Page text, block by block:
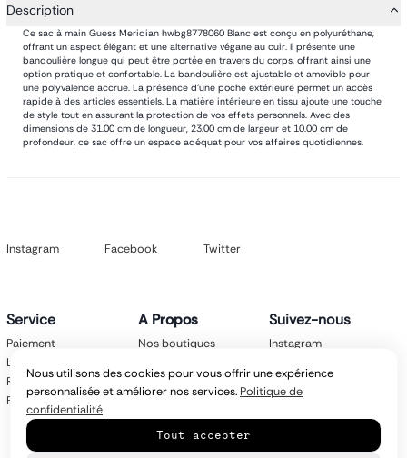
Description
Ce sac à main Guess Meridian hwbg8778060 Blanc est conçu en polyuréthane,
offrant un aspect élégant et une alternative végane au cuir. Il présente une
bandoulière longue qui peut être portée en travers du corps, offrant ainsi une
option pratique et confortable. La bandoulière est ajustable et amovible pour
une polyvalence accrue. La présence d'une poche extérieure permet un accès
rapide à des articles essentiels. La matière intérieure en tissu ajoute une touche
de style tout en assurant la protection de vos effets personnels. Avec des
dimensions de 31.00 cm de longueur, 23.00 cm de largeur et 10.00 cm de
profondeur, ce sac offre un espace adéquat pour vos affaires quotidiennes.
Instagram Facebook Twitter
Service
Paiement
Livraison
Retours
FAQ
A Propos
Nos boutiques
Mentions légales
CGV
Politique de
confidentialité
Suivez-nous
Instagram
Twitter
Nous utilisons des cookies pour vous offrir une expérience
personnalisée et améliorer nos services. Politique de
confidentialité
Tout accepter